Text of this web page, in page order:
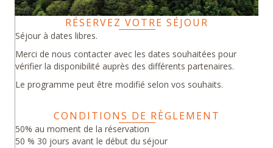
RÉSERVEZ VOTRE SÉJOUR
Séjour à dates libres.
Merci de nous contacter avec les dates souhaitées pour
vérifier la disponibilité auprès des différents partenaires.
Le programme peut être modifié selon vos souhaits.
CONDITIONS DE RÈGLEMENT
50% au moment de la réservation
50 % 30 jours avant le début du séjour